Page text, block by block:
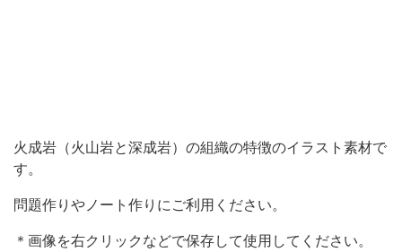
火成岩（火山岩と深成岩）の組織の特徴のイラスト素材で
す。
問題作りやノート作りにご利用ください。
＊画像を右クリックなどで保存して使用してください。